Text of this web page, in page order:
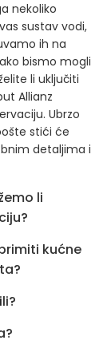
nekoliko
sustav vodi,
ih na
bismo mogli
li uključiti
Allianz
Ubrzo
stići će
detaljima i
li
kućne